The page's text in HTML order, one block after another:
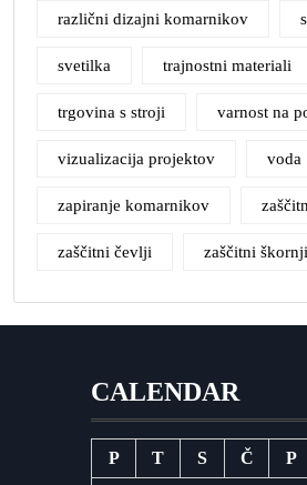
različni dizajni komarnikov
svetilka trajnostni materiali
trgovina s stroji varnost na
vizualizacija projektov voda
zapiranje komarnikov
zaščitni čevlji zaščitni škornji
CALENDAR
P T S Č P